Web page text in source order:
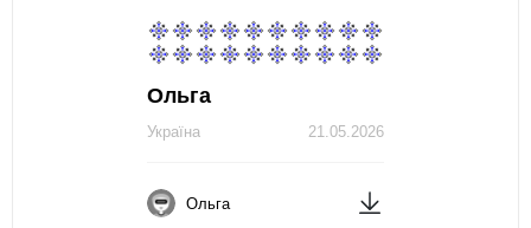
Ольга
21.05.2026
Україна
Ольга